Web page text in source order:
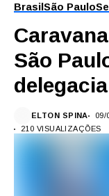
BrasilSão Paulo
São
ELTON SPINA 09/
210 VISUALIZAÇÕES